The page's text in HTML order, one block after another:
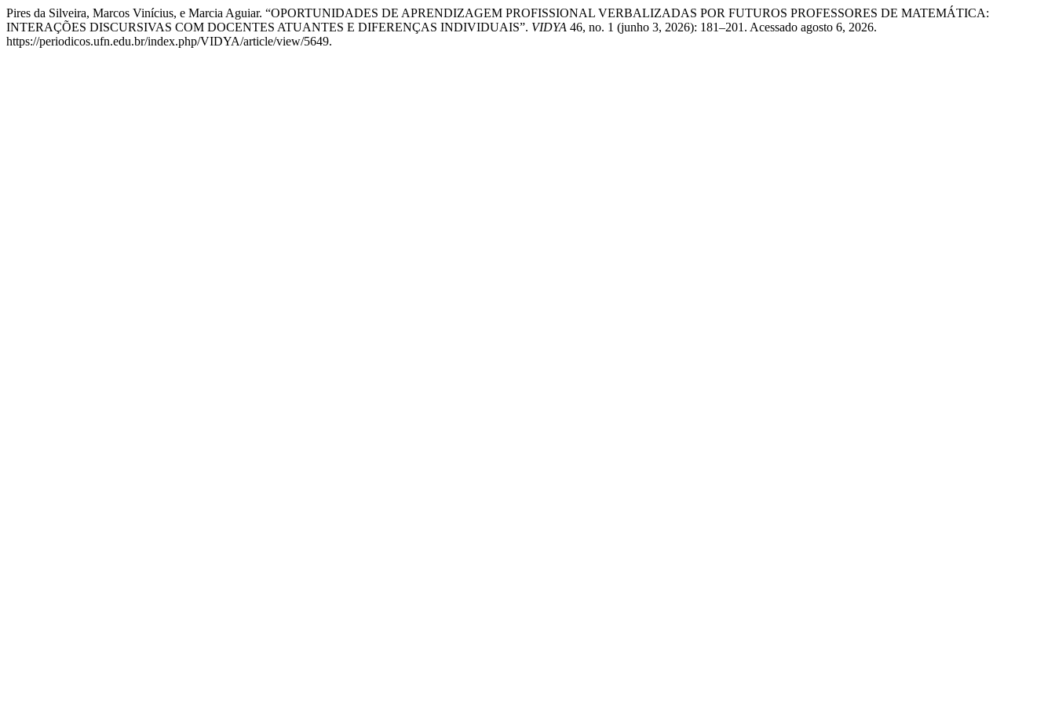
Pires da Silveira, Marcos Vinícius, e Marcia Aguiar. “OPORTUNIDADES DE APRENDIZAGEM PROFISSIONAL VERBALIZADAS POR FUTUROS PROFESSORES DE MATEMÁTICA:
INTERAÇÕES DISCURSIVAS COM DOCENTES ATUANTES E DIFERENÇAS INDIVIDUAIS”. VIDYA 46, no. 1 (junho 3, 2026): 181–201. Acessado agosto 6, 2026.
https://periodicos.ufn.edu.br/index.php/VIDYA/article/view/5649.